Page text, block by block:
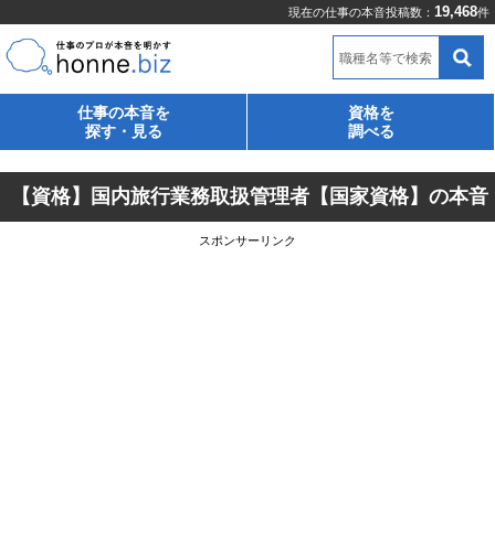
現在の仕事の本音投稿数： 19,468件
職種名等で検索
仕事の本音を
探す・見る
資格を
調べる
【資格】国内旅行業務取扱管理者【国家資格】の本音
スポンサーリンク